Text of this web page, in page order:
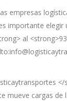
empresas
importante elegir
al
mueve cargas de